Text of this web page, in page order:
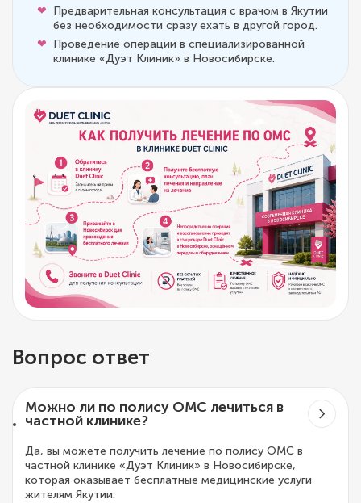
Предварительная консультация с врачом в Якутии
без необходимости сразу ехать в другой город.
Проведение операции в специализированной
клинике «Дуэт Клиник» в Новосибирске.
Вопрос ответ
Можно ли по полису ОМС лечиться в
частной клинике?
Да, вы можете получить лечение по полису ОМС в
частной клинике «Дуэт Клиник» в Новосибирске,
которая оказывает бесплатные медицинские услуги
жителям Якутии.